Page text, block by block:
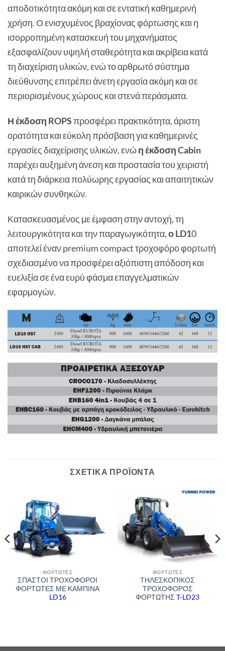
αποδοτικότητα ακόμη και σε εντατική καθημερινή
χρήση. Ο ενισχυμένος βραχίονας φόρτωσης και η
ισορροπημένη κατασκευή του μηχανήματος
εξασφαλίζουν υψηλή σταθερότητα και ακρίβεια κατά
τη διαχείριση υλικών, ενώ το αρθρωτό σύστημα
διεύθυνσης επιτρέπει άνετη εργασία ακόμη και σε
περιορισμένους χώρους και στενά περάσματα.
Η έκδοση ROPSπροσφέρει πρακτικότητα, άριστη
ορατότητα και εύκολη πρόσβαση για καθημερινές
εργασίες διαχείρισης υλικών, ενώη έκδοση Cabin
παρέχει αυξημένη άνεση και προστασία του χειριστή
κατά τη διάρκεια πολύωρης εργασίας και απαιτητικών
καιρικών συνθηκών.
Κατασκευασμένος με έμφαση στην αντοχή, τη
λειτουργικότητα και την παραγωγικότητα,ο LD10
αποτελεί έναν premium compact τροχοφόρο φορτωτή
σχεδιασμένο να προσφέρει αξιόπιστη απόδοση και
ευελιξία σε ένα ευρύ φάσμα επαγγελματικών
εφαρμογών.
ΣΧΕΤΙΚΆ ΠΡΟΪΌΝΤΑ
ΦΟΡΤΩΤΈΣ
ΣΠΑΣΤΟΙ ΤΡΟΧΟΦΟΡΟΙ
ΦΟΡΤΩΤΕΣ ΜΕ ΚΑΜΠΙΝΑ
LD16
ΦΟΡΤΩΤΈΣ
ΤΗΛΕΣΚΟΠΙΚΟΣ
ΤΡΟΧΟΦΟΡΟΣ
ΦΟΡΤΩΤΗΣ T-LD23